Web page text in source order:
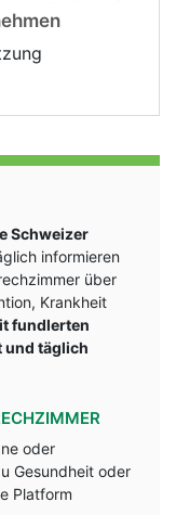
Schweizer
informieren
über
Krankheit
fundlerten
und täglich
oder
Gesundheit oder
Platform